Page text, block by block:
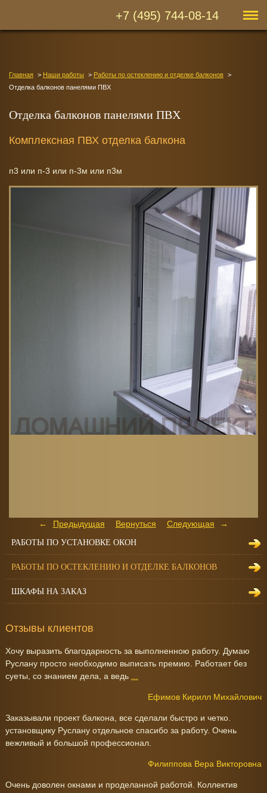
+7 (495) 744-08-14
Главная Наши работы
Работы по остеклению и отделке балконов
Отделка балконов панелями ПВХ
Отделка балконов панелями ПВХ
Комплексная ПВХ отделка балкона
п3 или п-3 или п-3м или п3м
Предыдущая Вернуться Следующая
РАБОТЫ ПО УСТАНОВКЕ ОКОН
РАБОТЫ ПО ОСТЕКЛЕНИЮ И ОТДЕЛКЕ БАЛКОНОВ
ШКАФЫ НА ЗАКАЗ
Отзывы клиентов
Хочу выразить благодарность за выполненною работу. Думаю
Руслану просто необходимо выписать премию. Работает без
суеты, со знанием дела, а ведь
Ефимов Кирилл Михайлович
Заказывали проект балкона, все сделали быстро и четко.
установщику Руслану отдельное спасибо за работу. Очень
вежливый и большой профессионал.
Филиппова Вера Викторовна
Очень доволен окнами и проделанной работой. Коллектив